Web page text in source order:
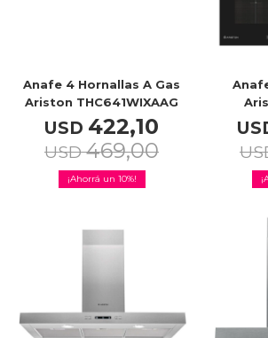
Anafe 4 Hornallas A Gas
Ariston THC641WIXAAG
USD 422,10
USD 469,00
10
Baño
Celulares